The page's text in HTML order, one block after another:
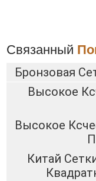
Связанный
Бронзовая
Высокое
Высокое
Китай